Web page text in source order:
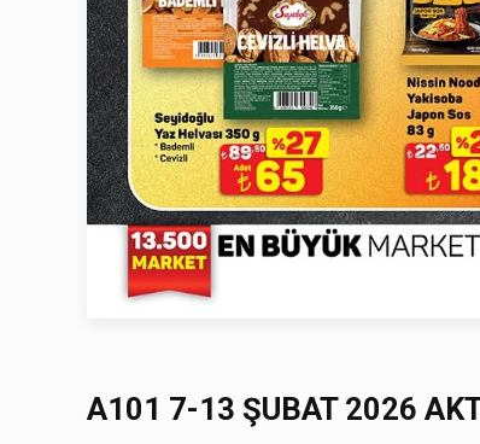
A101 7-13 ŞUBAT 2026